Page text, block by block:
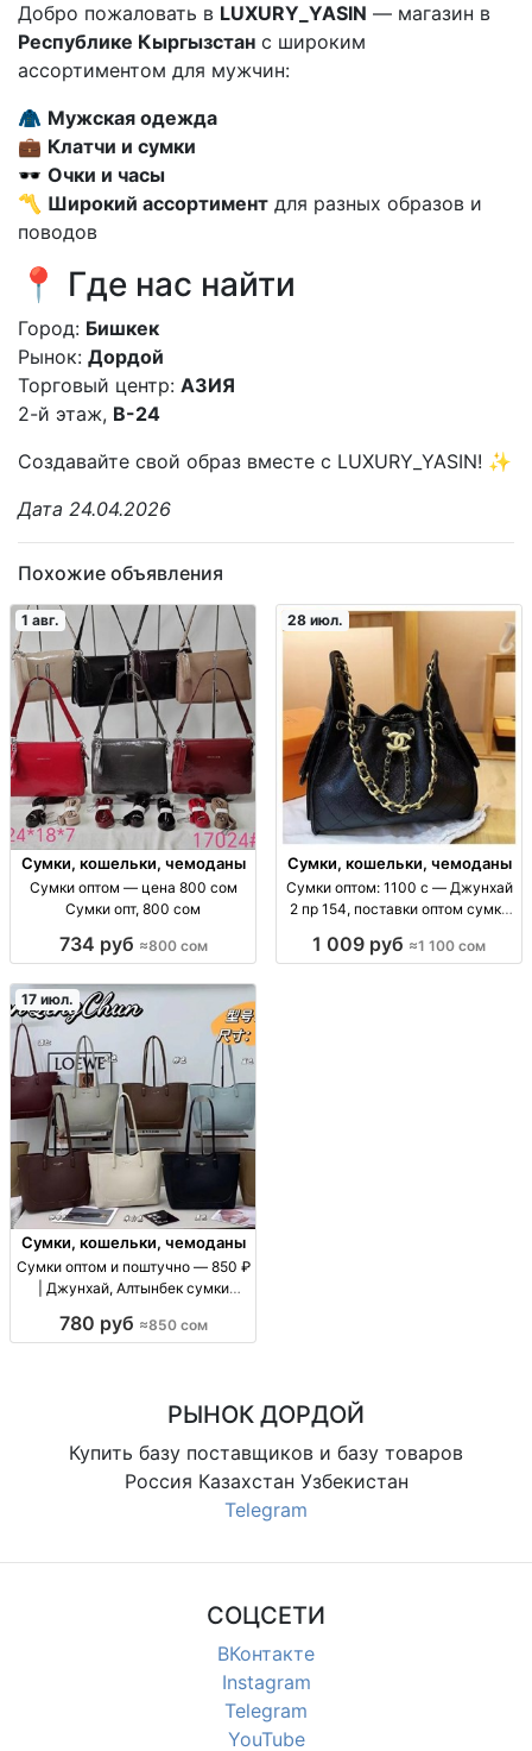
Добро пожаловать в LUXURY_YASIN — магазин в
Республике Кыргызстан с широким
ассортиментом для мужчин:
🧥 Мужская одежда
💼 Клатчи и сумки
🕶 Очки и часы
〽️ Широкий ассортимент для разных образов и
поводов
📍 Где нас найти
Город: Бишкек
Рынок: Дордой
Торговый центр: АЗИЯ
2-й этаж, В-24
Создавайте свой образ вместе с LUXURY_YASIN! ✨
Дата 24.04.2026
Похожие объявления
1 авг.
Сумки, кошельки, чемоданы
Сумки оптом — цена 800 сом
Сумки опт, 800 сом
734 руб ≈800 сом
28 июл.
Сумки, кошельки, чемоданы
Сумки оптом: 1100 с — Джунхай
2 пр 154, поставки оптом сумки
154»), цена 1100 с, поставки для
1 009 руб ≈1 100 сом
17 июл.
Сумки, кошельки, чемоданы
Сумки оптом и поштучно — 850 ₽
| Джунхай, Алтынбек сумки
по модели, повседневные, для
780 руб ≈850 сом
РЫНОК ДОРДОЙ
Купить базу поставщиков и базу товаров
Россия Казахстан Узбекистан
Telegram
СОЦСЕТИ
ВКонтакте
Instagram
Telegram
YouTube